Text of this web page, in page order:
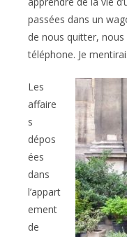
passées dans un
de nous quitter, nous
téléphone. Je
Les
affaire
s
dépos
ées
dans
l’appart
ement
de